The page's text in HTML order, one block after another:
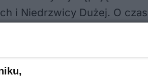
i Niedrzwicy Dużej. O